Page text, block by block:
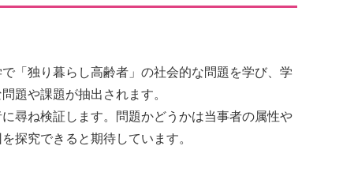
「独り暮らし高齢者」の社会的な問題を学び、学
題や課題が抽出されます。
尋ね検証します。問題かどうかは当事者の属性や
探究できると期待しています。